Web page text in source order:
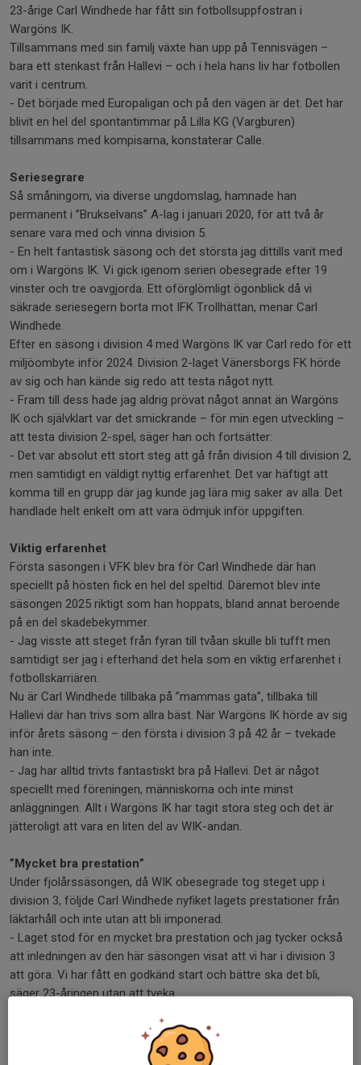
23-årige Carl Windhede har fått sin fotbollsuppfostran i
Wargöns IK.
Tillsammans med sin familj växte han upp på Tennisvägen –
bara ett stenkast från Hallevi – och i hela hans liv har fotbollen
varit i centrum.
- Det började med Europaligan och på den vägen är det. Det har
blivit en hel del spontantimmar på Lilla KG (Vargburen)
tillsammans med kompisarna, konstaterar Calle.
Seriesegrare
Så småningom, via diverse ungdomslag, hamnade han
permanent i ”Brukselvans” A-lag i januari 2020, för att två år
senare vara med och vinna division 5.
- En helt fantastisk säsong och det största jag dittills varit med
om i Wargöns IK. Vi gick igenom serien obesegrade efter 19
vinster och tre oavgjorda. Ett oförglömligt ögonblick då vi
säkrade seriesegern borta mot IFK Trollhättan, menar Carl
Windhede.
Efter en säsong i division 4 med Wargöns IK var Carl redo för ett
miljöombyte inför 2024. Division 2-laget Vänersborgs FK hörde
av sig och han kände sig redo att testa något nytt.
- Fram till dess hade jag aldrig prövat något annat än Wargöns
IK och självklart var det smickrande – för min egen utveckling –
att testa division 2-spel, säger han och fortsätter:
- Det var absolut ett stort steg att gå från division 4 till division 2,
men samtidigt en väldigt nyttig erfarenhet. Det var häftigt att
komma till en grupp där jag kunde jag lära mig saker av alla. Det
handlade helt enkelt om att vara ödmjuk inför uppgiften.
Viktig erfarenhet
Första säsongen i VFK blev bra för Carl Windhede där han
speciellt på hösten fick en hel del speltid. Däremot blev inte
säsongen 2025 riktigt som han hoppats, bland annat beroende
på en del skadebekymmer.
- Jag visste att steget från fyran till tvåan skulle bli tufft men
samtidigt ser jag i efterhand det hela som en viktig erfarenhet i
fotbollskarriären.
Nu är Carl Windhede tillbaka på ”mammas gata”, tillbaka till
Hallevi där han trivs som allra bäst. När Wargöns IK hörde av sig
inför årets säsong – den första i division 3 på 42 år – tvekade
han inte.
- Jag har alltid trivts fantastiskt bra på Hallevi. Det är något
speciellt med föreningen, människorna och inte minst
anläggningen. Allt i Wargöns IK har tagit stora steg och det är
jätteroligt att vara en liten del av WIK-andan.
”Mycket bra prestation”
Under fjolårssäsongen, då WIK obesegrade tog steget upp i
division 3, följde Carl Windhede nyfiket lagets prestationer från
läktarhåll och inte utan att bli imponerad.
- Laget stod för en mycket bra prestation och jag tycker också
att inledningen av den här säsongen visat att vi har i division 3
att göra. Vi har fått en godkänd start och bättre ska det bli,
säger 23-åringen utan att tveka.
Problem med benhinnorna
Själv har han haft en lite jobbig försäsong då han brottats med